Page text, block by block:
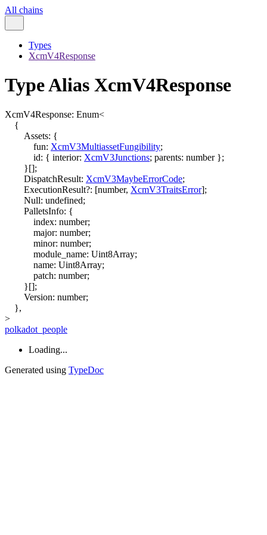
All chains
Types
XcmV4Response
Type Alias XcmV4Response
XcmV4Response: Enum<
{
Assets: {
fun: XcmV3MultiassetFungibility;
id: { interior: XcmV3Junctions; parents: number };
}[];
DispatchResult: XcmV3MaybeErrorCode;
ExecutionResult?: [number, XcmV3TraitsError];
Null: undefined;
PalletsInfo: {
index: number;
major: number;
minor: number;
module_name: Uint8Array;
name: Uint8Array;
patch: number;
}[];
Version: number;
},
>
polkadot_people
Loading...
Generated using TypeDoc